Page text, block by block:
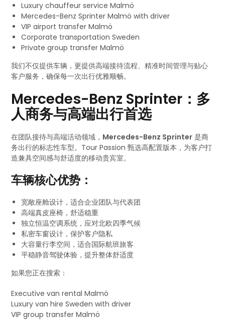
Luxury chauffeur service Malmö
Mercedes-Benz Sprinter Malmö with driver
VIP airport transfer Malmö
Corporate transportation Sweden
Private group transfer Malmö
我们不仅提供车辆，更提供高端接待流程、精准时间管理与贴心
客户服务，确保每一次出行优雅顺畅。
Mercedes-Benz Sprinter：多
人商务与高端出行首选
在团队接待与高端活动领域， Mercedes-Benz Sprinter 是商
务出行的标志性车型。Tour Passion 甄选高配置版本，为客户打
造兼具空间感与舒适度的移动贵宾室。
车辆核心优势：
宽敞座舱设计，适合企业团队与代表团
高端真皮座椅，舒适稳重
独立恒温空调系统，应对北欧四季气候
私密车窗设计，保护客户隐私
大容量行李空间，适合国际航班旅客
平稳静音驾驶体验，提升整体舒适度
如果您正在搜索：
Executive van rental Malmö
Luxury van hire Sweden with driver
VIP group transfer Malmö